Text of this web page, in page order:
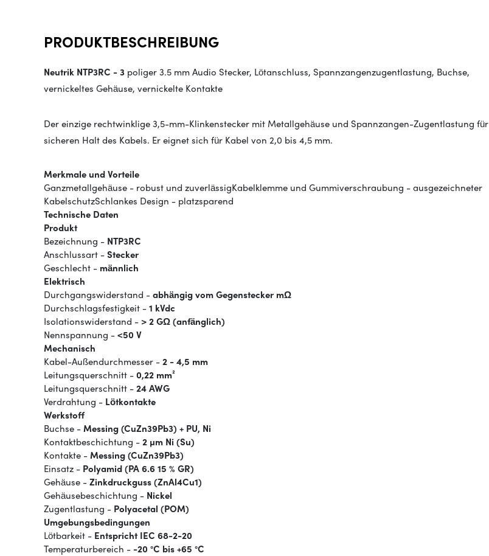
PRODUKTBESCHREIBUNG
Neutrik NTP3RC - 3 poliger 3.5 mm Audio Stecker, Lötanschluss, Spannzangenzugentlastung, Buchse,
vernickeltes Gehäuse, vernickelte Kontakte
Der einzige rechtwinklige 3,5-mm-Klinkenstecker mit Metallgehäuse und Spannzangen-Zugentlastung für
sicheren Halt des Kabels. Er eignet sich für Kabel von 2,0 bis 4,5 mm.
Merkmale und Vorteile
Ganzmetallgehäuse - robust und zuverlässigKabelklemme und Gummiverschraubung - ausgezeichneter
KabelschutzSchlankes Design - platzsparend
Technische Daten
Produkt
Bezeichnung - NTP3RC
Anschlussart -Stecker
Geschlecht - männlich
Elektrisch
Durchgangswiderstand -abhängig vom Gegenstecker mΩ
Durchschlagsfestigkeit -1 kVdc
Isolationswiderstand - > 2 GΩ (anfänglich)
Nennspannung -<50 V
Mechanisch
Kabel-Außendurchmesser -2 - 4,5 mm
Leitungsquerschnitt -0,22 mm²
Leitungsquerschnitt -24 AWG
Verdrahtung - Lötkontakte
Werkstoff
Buchse -Messing (CuZn39Pb3) + PU, Ni
Kontaktbeschichtung -2 µm Ni (Su)
Kontakte -Messing (CuZn39Pb3)
Einsatz - Polyamid (PA 6.6 15 % GR)
Gehäuse -Zinkdruckguss (ZnAl4Cu1)
Gehäusebeschichtung - Nickel
Zugentlastung - Polyacetal (POM)
Umgebungsbedingungen
Lötbarkeit - Entspricht IEC 68-2-20
Temperaturbereich - -20 °C bis +65 °C